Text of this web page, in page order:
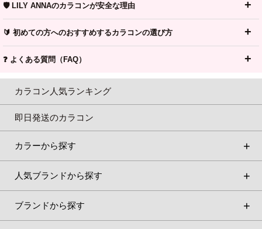
🛡️ LILY ANNAのカラコンが安全な理由
🔰 初めての方へのおすすめするカラコンの選び方
❓ よくある質問（FAQ）
カラコン人気ランキング
即日発送のカラコン
カラーから探す
人気ブランドから探す
ブランドから探す